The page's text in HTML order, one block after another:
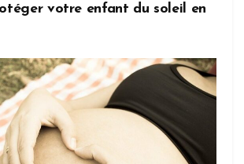
votre enfant du soleil en